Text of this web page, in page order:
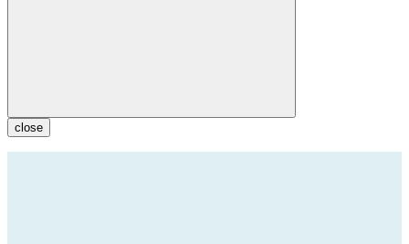
close